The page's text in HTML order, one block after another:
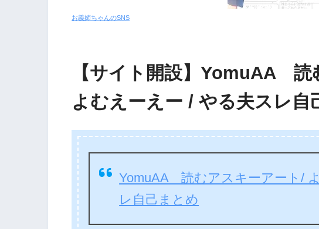
お義姉ちゃんのSNS
【サイト開設】YomuAA 読
よむえーえー / やる夫スレ自
YomuAA 読むアスキーアート/
レ自己まとめ